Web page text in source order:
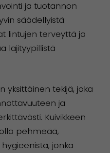
ja tuotannon
säädellyistä
lintujen terveyttä ja
lajityypillistä
yksittäinen tekijä, joka
ja
Kuivikkeen
pehmeää,
jonka